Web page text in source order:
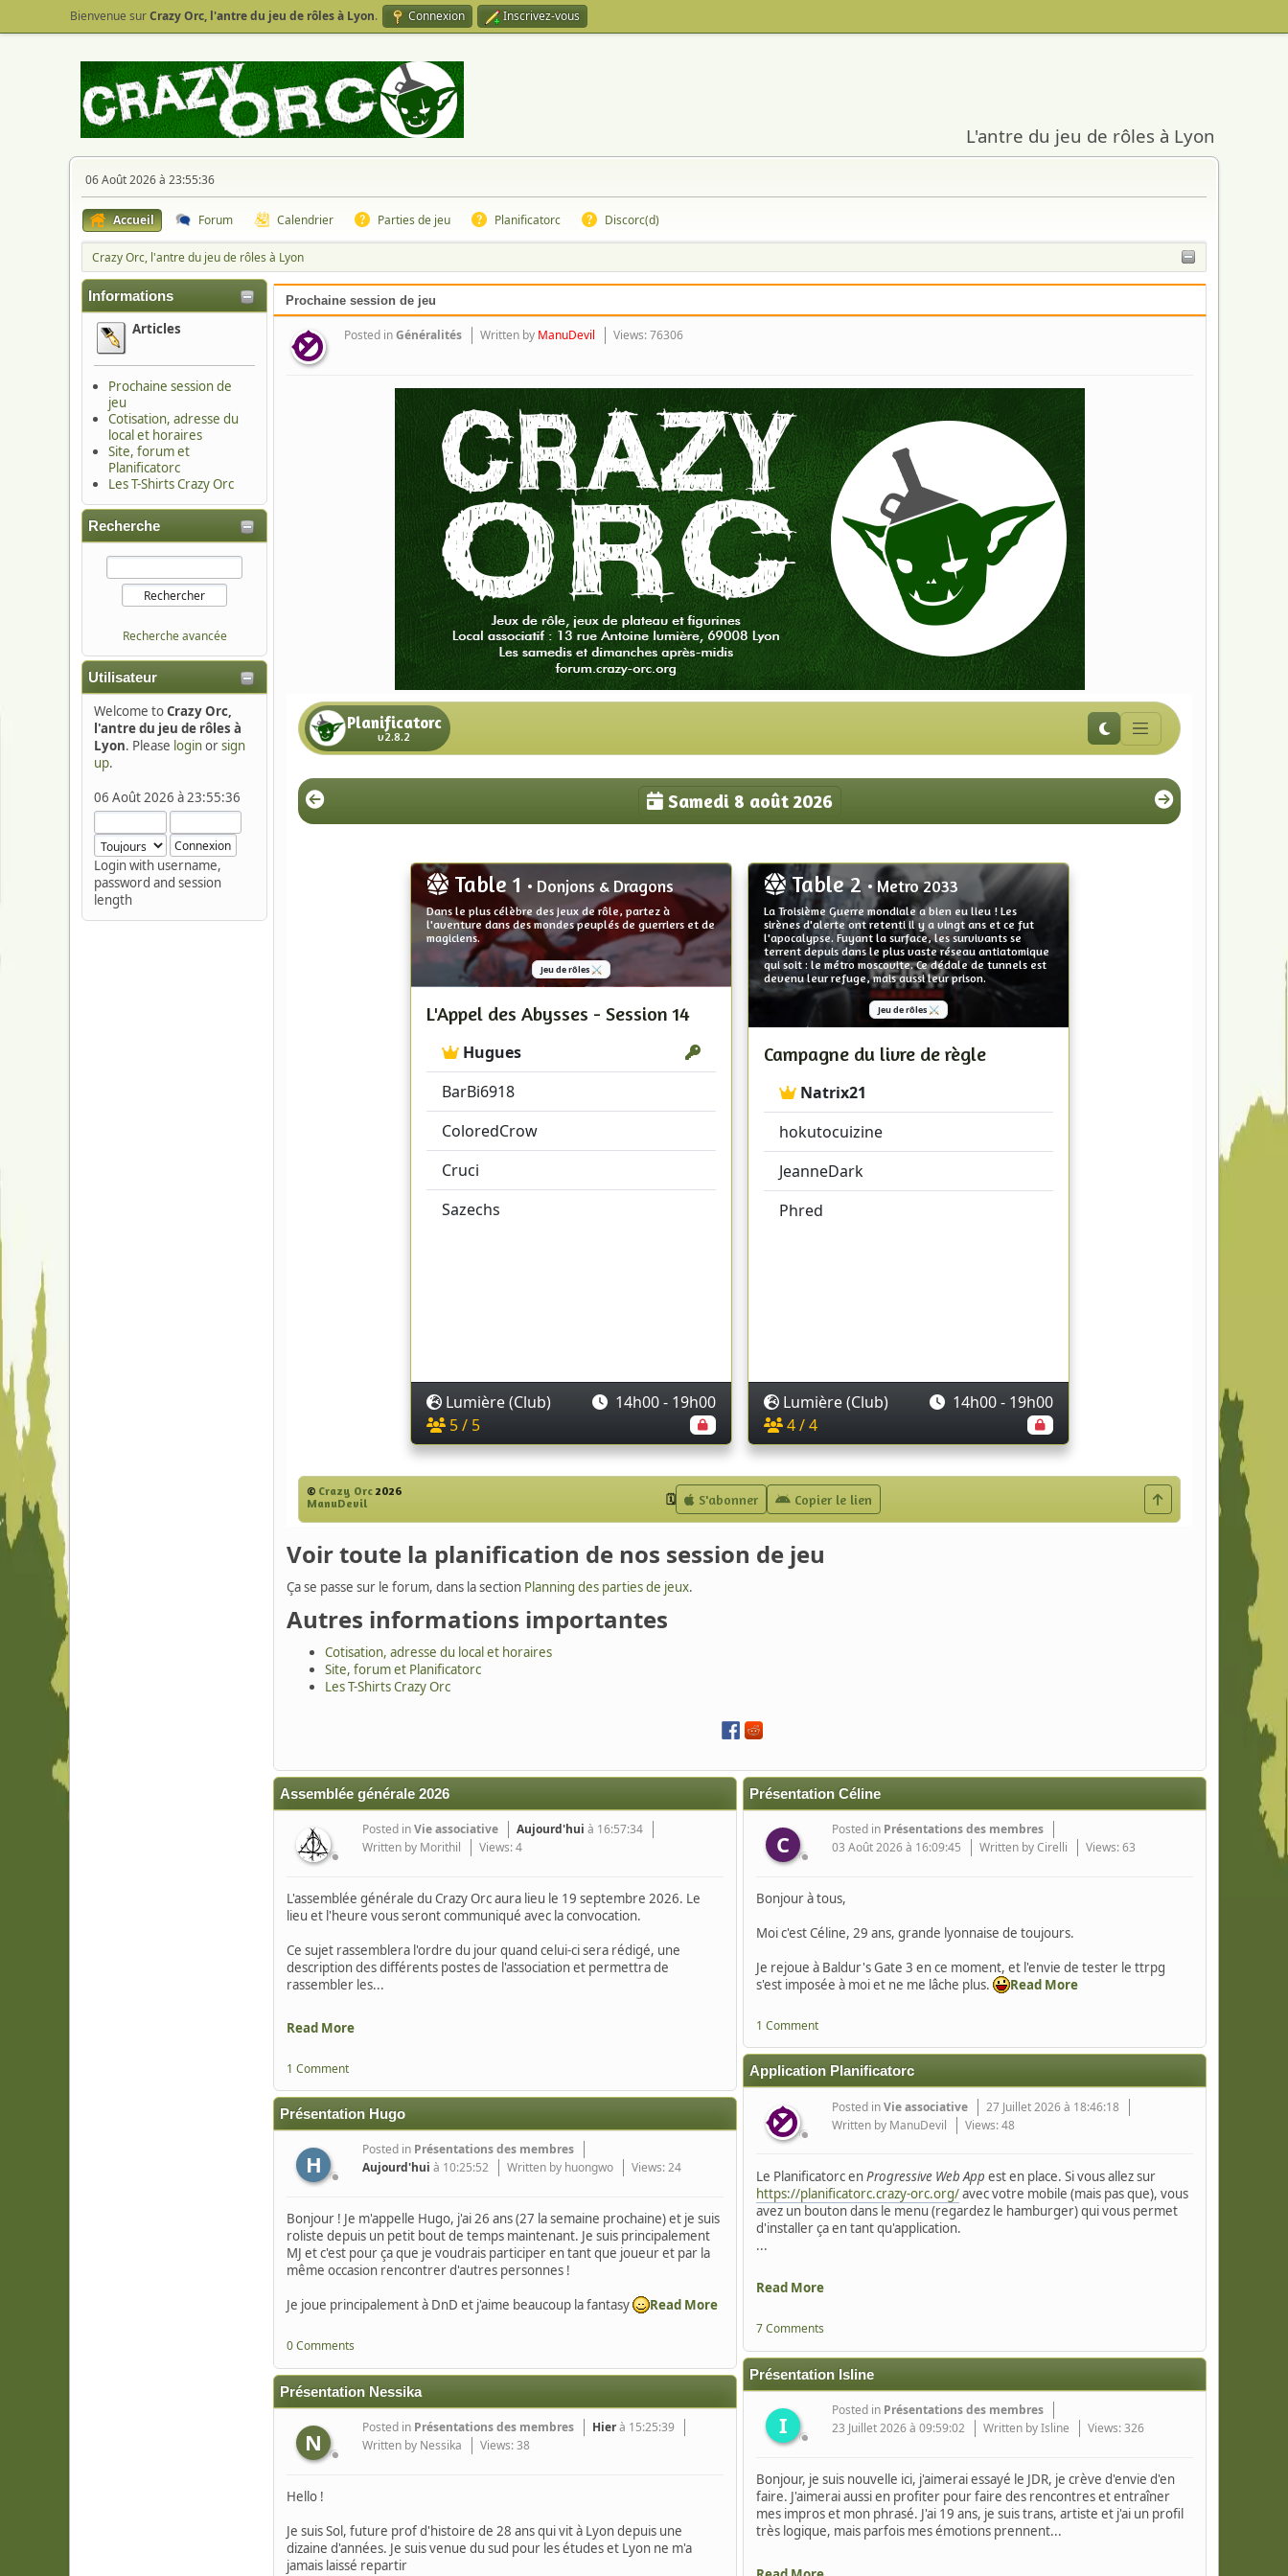
Bienvenue surCrazy Orc, l'antre du jeu de rôles à Lyon. Connexion Inscrivez-vous
L'antre du jeu de rôles à Lyon
06 Août 2026 à 23:55:36
Accueil Forum Calendrier Parties de jeu Planificatorc Discorc(d)
Crazy Orc, l'antre du jeu de rôles à Lyon
Informations
Articles
Prochaine session de
jeu
Cotisation, adresse du
local et horaires
Site, forum et
Planificatorc
Les T-Shirts Crazy Orc
Recherche
Recherche avancée
Utilisateur
Welcome toCrazy Orc,
l'antre du jeu de rôles à
Lyon. Please loginorsign
up.
06 Août 2026 à 23:55:36
Login with username,
password and session
length
Prochaine session de jeu
Posted inGénéralités Written by ManuDevil Views: 76306
Voir toute la planification de nos session de jeu
Ça se passe sur le forum, dans la section Planning des parties de jeux.
Autres informations importantes
Cotisation, adresse du local et horaires
Site, forum et Planificatorc
Les T-Shirts Crazy Orc
Assemblée générale 2026
Posted inVie associative Aujourd'hui à 16:57:34
Written by Morithil
Views: 4
L'assemblée générale du Crazy Orc aura lieu le 19 septembre 2026. Le
lieu et l'heure vous seront communiqué avec la convocation.
Ce sujet rassemblera l'ordre du jour quand celui-ci sera rédigé, une
description des différents postes de l'association et permettra de
rassembler les...
Read More
1 Comment
Présentation Hugo
H
Posted in Présentations des membres
Aujourd'hui à 10:25:52 Written by huongwo Views: 24
Bonjour ! Je m'appelle Hugo, j'ai 26 ans (27 la semaine prochaine) et je suis
roliste depuis un petit bout de temps maintenant. Je suis principalement
MJ et c'est pour ça que je voudrais participer en tant que joueur et par la
même occasion rencontrer d'autres personnes !
Je joue principalement à DnD et j'aime beaucoup la fantasy
Read More
0 Comments
Présentation Nessika
N
Posted in Présentations des membres Hierà 15:25:39
Written by Nessika
Views: 38
Hello !
Je suis Sol, future prof d'histoire de 28 ans qui vit à Lyon depuis une
dizaine d'années. Je suis venue du sud pour les études et Lyon ne m'a
jamais laissé repartir
Présentation Céline
C
Posted in Présentations des membres
03 Août 2026 à 16:09:45
Written by Cirelli Views: 63
Bonjour à tous,
Moi c'est Céline, 29 ans, grande lyonnaise de toujours.
Je rejoue à Baldur's Gate 3 en ce moment, et l'envie de tester le ttrpg
s'est imposée à moi et ne me lâche plus.
Read More
1 Comment
Application Planificatorc
Posted inVie associative
27 Juillet 2026 à 18:46:18
Written by ManuDevil
Views: 48
Le Planificatorc enProgressive Web App est en place. Si vous allez sur
https://planificatorc.crazy-orc.org/avec votre mobile (mais pas que), vous
avez un bouton dans le menu (regardez le hamburger) qui vous permet
d'installer ça en tant qu'application.
...
Read More
7 Comments
Présentation Isline
I
Posted in Présentations des membres
23 Juillet 2026 à 09:59:02
Written by Isline Views: 326
Bonjour, je suis nouvelle ici, j'aimerai essayé le JDR, je crève d'envie d'en
faire. J'aimerai aussi en profiter pour faire des rencontres et entraîner
mes impros et mon phrasé. J'ai 19 ans, je suis trans, artiste et j'ai un profil
très logique, mais parfois mes émotions prennent...